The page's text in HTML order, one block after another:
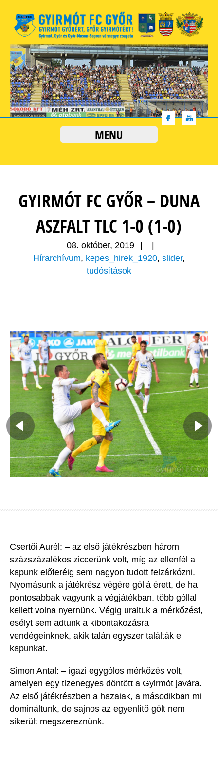
MENU
GYIRMÓT FC GYŐR – DUNA
ASZFALT TLC 1-0 (1-0)
08. október, 2019
Hírarchívum, kepes_hirek_1920, slider,
tudósítások
Csertői Aurél: – az első játékrészben három
százszázalékos ziccerünk volt, míg az ellenfél a
kapunk előteréig sem nagyon tudott felzárkózni.
Nyomásunk a játékrész végére góllá érett, de ha
pontosabbak vagyunk a végjátékban, több góllal
kellett volna nyernünk. Végig uraltuk a mérkőzést,
esélyt sem adtunk a kibontakozásra
vendégeinknek, akik talán egyszer találták el
kapunkat.
Simon Antal: – igazi egygólos mérkőzés volt,
amelyen egy tizenegyes döntött a Gyirmót javára.
Az első játékrészben a hazaiak, a másodikban mi
domináltunk, de sajnos az egyenlítő gólt nem
sikerült megszereznünk.